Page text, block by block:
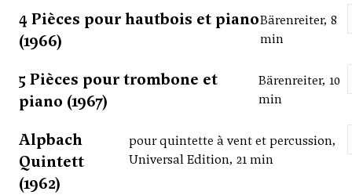
4 Pièces pour hautbois et piano
(1966)
Bärenreiter, 8
min
5 Pièces pour trombone et
piano (1967)
Bärenreiter, 10
min
Alpbach
Quintett
(1962)
pour quintette à vent et percussion,
Universal Edition, 21 min